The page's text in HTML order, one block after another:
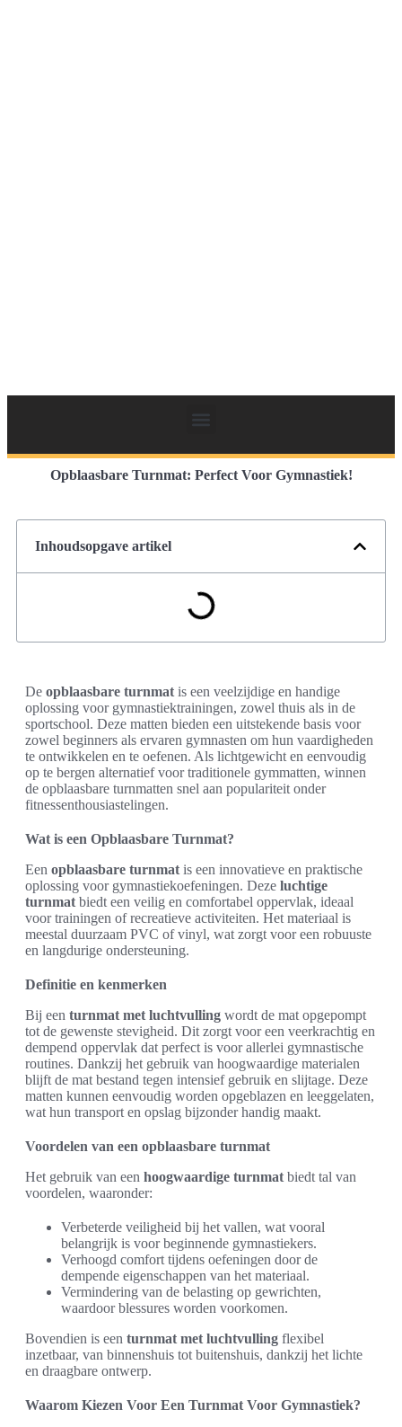
Opblaasbare Turnmat: Perfect Voor Gymnastiek!
Inhoudsopgave artikel
De opblaasbare turnmat is een veelzijdige en handige
oplossing voor gymnastiektrainingen, zowel thuis als in de
sportschool. Deze matten bieden een uitstekende basis voor
zowel beginners als ervaren gymnasten om hun vaardigheden
te ontwikkelen en te oefenen. Als lichtgewicht en eenvoudig
op te bergen alternatief voor traditionele gymmatten, winnen
de opblaasbare turnmatten snel aan populariteit onder
fitnessenthousiastelingen.
Wat is een Opblaasbare Turnmat?
Een opblaasbare turnmat is een innovatieve en praktische
oplossing voor gymnastiekoefeningen. Deze luchtige
turnmat biedt een veilig en comfortabel oppervlak, ideaal
voor trainingen of recreatieve activiteiten. Het materiaal is
meestal duurzaam PVC of vinyl, wat zorgt voor een robuuste
en langdurige ondersteuning.
Definitie en kenmerken
Bij een turnmat met luchtvulling wordt de mat opgepompt
tot de gewenste stevigheid. Dit zorgt voor een veerkrachtig en
dempend oppervlak dat perfect is voor allerlei gymnastische
routines. Dankzij het gebruik van hoogwaardige materialen
blijft de mat bestand tegen intensief gebruik en slijtage. Deze
matten kunnen eenvoudig worden opgeblazen en leeggelaten,
wat hun transport en opslag bijzonder handig maakt.
Voordelen van een opblaasbare turnmat
Het gebruik van een hoogwaardige turnmat biedt tal van
voordelen, waaronder:
Verbeterde veiligheid bij het vallen, wat vooral
belangrijk is voor beginnende gymnastiekers.
Verhoogd comfort tijdens oefeningen door de
dempende eigenschappen van het materiaal.
Vermindering van de belasting op gewrichten,
waardoor blessures worden voorkomen.
Bovendien is een turnmat met luchtvulling flexibel
inzetbaar, van binnenshuis tot buitenshuis, dankzij het lichte
en draagbare ontwerp.
Waarom Kiezen Voor Een Turnmat Voor Gymnastiek?